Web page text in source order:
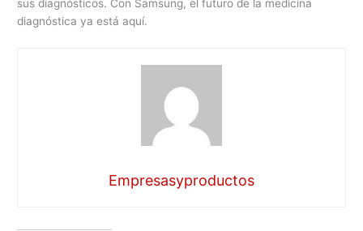
sus diagnósticos. Con Samsung, el futuro de la medicina
diagnóstica ya está aquí.
Empresasyproductos